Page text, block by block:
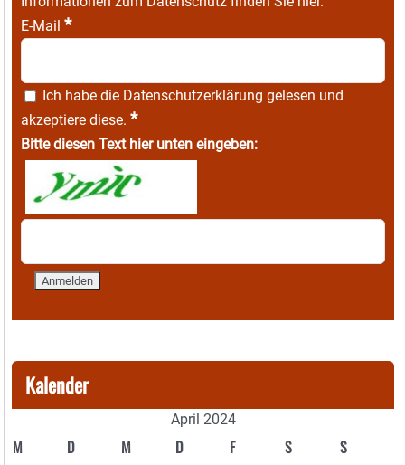
E-Mail *
Ich habe die Datenschutzerklärung gelesen und
akzeptiere diese. *
Bitte diesen Text hier unten eingeben:
Kalender
April 2024
M D M D F S S